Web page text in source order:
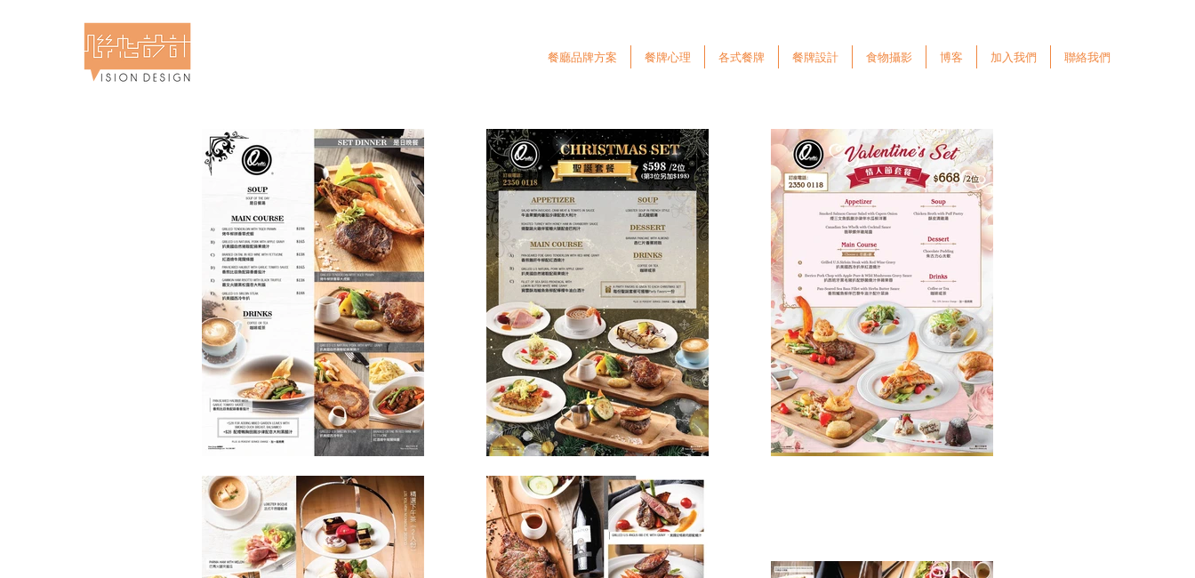
食物攝影專門店 - 聯想設計
Food Photography - Vision Design
餐廳品牌方案 餐牌心理 各式餐牌 餐牌設計 食物攝影 博客 加入我們 聯絡我們